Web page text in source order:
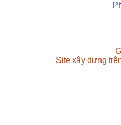
Site xây dựng